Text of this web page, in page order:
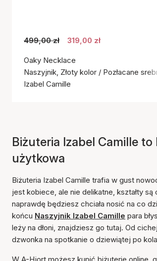
499,00 zł 319,00 zł
Oaky Necklace
Naszyjnik, Złoty kolor / Pozłacane
Izabel Camille
Biżuteria Izabel Camille
użytkowa
Biżuteria Izabel Camille trafia w gust
jest kobiece, ale nie delikatne, kształty
naprawdę będziesz chciała nosić na co
końcu Naszyjnik Izabel Camille para
leży na dłoni, znajdziesz go tutaj. Od
dzwonka na spotkanie o dziewiątej po